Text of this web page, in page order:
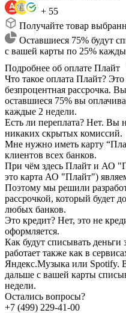
+ 55
Получайте товар
Оставшиеся 75% будут
с вашей карты по 25%
Подробнее об оплате Плайт
Что такое оплата Плайт? Это
безпроцентная рассрочка.
оставшиеся 75% вы
каждые 2 недели.
Есть ли переплата? Нет. Вы
никаких скрытых комиссий.
Мне нужно иметь карту
клиентов всех банков.
При чём здесь Плайт и АО
это карта АО "Плайт")
Поэтому мы решили
рассрочкой, который будет
любых банков.
Это кредит? Нет, это не
оформляется.
Как будут списывать деньги
работает также как в
Яндекс.Музыка или Spotify.
дальше с вашей карты
недели.
Остались вопросы?
+7 (499) 229-41-00